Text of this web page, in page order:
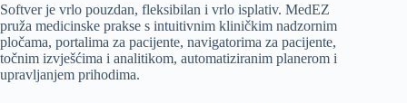
Softver je vrlo pouzdan, fleksibilan i vrlo isplativ. MedEZ
pruža medicinske prakse s intuitivnim kliničkim nadzornim
pločama, portalima za pacijente, navigatorima za pacijente,
točnim izvješćima i analitikom, automatiziranim planerom i
upravljanjem prihodima.